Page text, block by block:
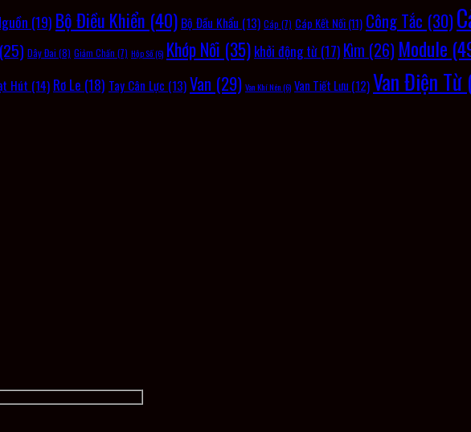
(19) Bộ Điều Khiển (40) Bộ Đầu Khẩu (13) Cáp (7) Cáp Kết Nối(11) Công Tắc (30)
(25) Dây Đai (8) Giảm Chấn (7) Hộp Số(6) Khớp Nối (35) khởi động từ (17) Kìm (26) Module
Hút (14) Rơ Le (18) Tay Cân Lực (13)Van (29) Van Khí Nén(6) Van Tiết Lưu (12)Van Điện Từ